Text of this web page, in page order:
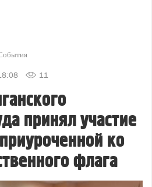
11
принял участие
ко
флага